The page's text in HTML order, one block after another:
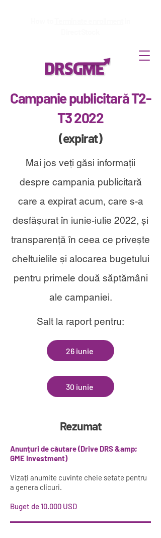
Campanie publicitară T2-
T3 2022
(expirat)
Mai jos veți găsi informații
despre campania publicitară
care a expirat acum, care s-a
desfășurat în iunie-iulie 2022, și
transparență în ceea ce privește
cheltuielile și alocarea bugetului
pentru primele două săptămâni
ale campaniei.
Salt la raport pentru:
26 iunie
30 iunie
Rezumat
Anunțuri de căutare (Drive DRS &amp;
GME Investment)
Vizați anumite cuvinte cheie setate pentru
a genera clicuri.
Buget de 10.000 USD